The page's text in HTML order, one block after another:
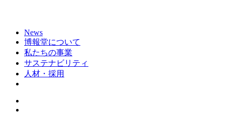
News
博報堂について
私たちの事業
サステナビリティ
人材・採用